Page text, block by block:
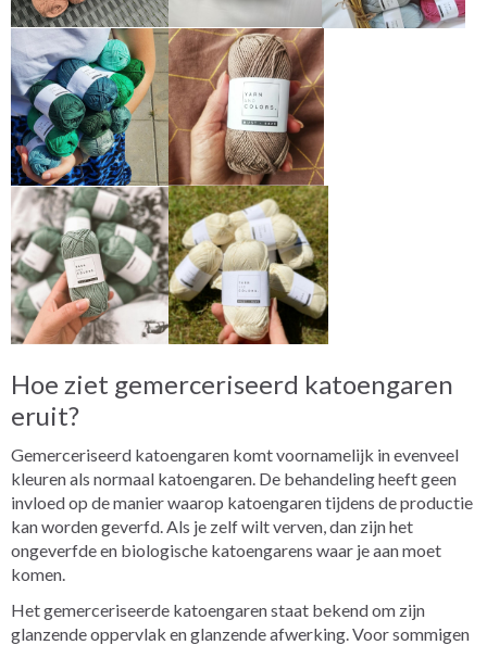
Hoe ziet gemerceriseerd katoengaren
eruit?
Gemerceriseerd katoengaren komt voornamelijk in evenveel
kleuren als normaal katoengaren. De behandeling heeft geen
invloed op de manier waarop katoengaren tijdens de productie
kan worden geverfd. Als je zelf wilt verven, dan zijn het
ongeverfde en biologische katoengarens waar je aan moet
komen.
Het gemerceriseerde katoengaren staat bekend om zijn
glanzende oppervlak en glanzende afwerking. Voor sommigen